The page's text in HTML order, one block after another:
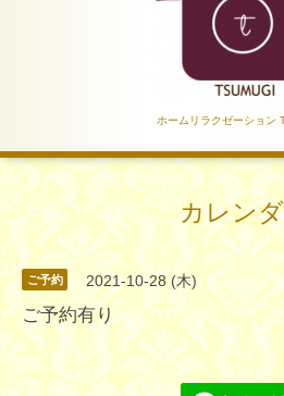
ホームリラクゼーション
カレン
ご予約 2021-10-28 (木)
ご予約有り